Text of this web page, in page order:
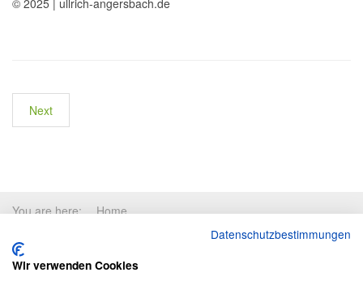
Next
You are here: Home
Copyright © 2026 Ullrich-Angersbach-Indien.de. All Rights Reserved.
Datenschutzbestimmungen
Wir verwenden Cookies